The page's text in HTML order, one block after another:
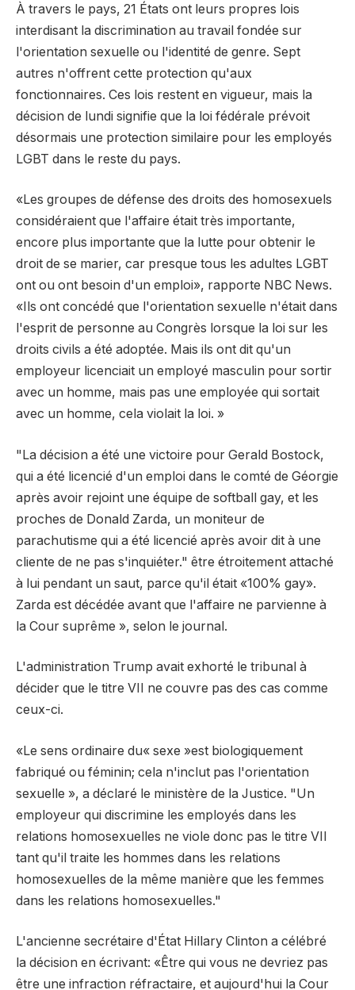
À travers le pays, 21 États ont leurs propres lois
interdisant la discrimination au travail fondée sur
l'orientation sexuelle ou l'identité de genre. Sept
autres n'offrent cette protection qu'aux
fonctionnaires. Ces lois restent en vigueur, mais la
décision de lundi signifie que la loi fédérale prévoit
désormais une protection similaire pour les employés
LGBT dans le reste du pays.
«Les groupes de défense des droits des homosexuels
considéraient que l'affaire était très importante,
encore plus importante que la lutte pour obtenir le
droit de se marier, car presque tous les adultes LGBT
ont ou ont besoin d'un emploi», rapporte NBC News.
«Ils ont concédé que l'orientation sexuelle n'était dans
l'esprit de personne au Congrès lorsque la loi sur les
droits civils a été adoptée. Mais ils ont dit qu'un
employeur licenciait un employé masculin pour sortir
avec un homme, mais pas une employée qui sortait
avec un homme, cela violait la loi. »
"La décision a été une victoire pour Gerald Bostock,
qui a été licencié d'un emploi dans le comté de Géorgie
après avoir rejoint une équipe de softball gay, et les
proches de Donald Zarda, un moniteur de
parachutisme qui a été licencié après avoir dit à une
cliente de ne pas s'inquiéter." être étroitement attaché
à lui pendant un saut, parce qu'il était «100% gay».
Zarda est décédée avant que l'affaire ne parvienne à
la Cour suprême », selon le journal.
L'administration Trump avait exhorté le tribunal à
décider que le titre VII ne couvre pas des cas comme
ceux-ci.
«Le sens ordinaire du« sexe »est biologiquement
fabriqué ou féminin; cela n'inclut pas l'orientation
sexuelle », a déclaré le ministère de la Justice. "Un
employeur qui discrimine les employés dans les
relations homosexuelles ne viole donc pas le titre VII
tant qu'il traite les hommes dans les relations
homosexuelles de la même manière que les femmes
dans les relations homosexuelles."
L'ancienne secrétaire d'État Hillary Clinton a célébré
la décision en écrivant: «Être qui vous ne devriez pas
être une infraction réfractaire, et aujourd'hui la Cour